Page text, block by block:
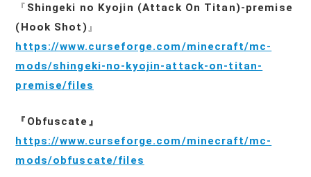
『 Shingeki no Kyojin (Attack On Titan)-premise
(Hook Shot)』
https://www.curseforge.com/minecraft/mc-
mods/shingeki-no-kyojin-attack-on-titan-
premise/files
『Obfuscate』
https://www.curseforge.com/minecraft/mc-
mods/obfuscate/files